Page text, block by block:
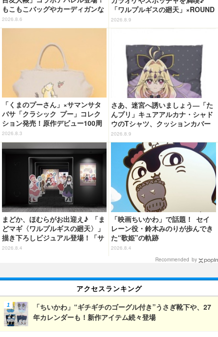
もこもこバッグやカーディガンな
ど全8型
2026.8.6
「ワルプルギスの廻天」×ROUND
1コラボ開催決定！
2026.8.9
「くまのプーさん」×サマンサタ
バサ「クラシック プー」コレク
ション発売！原作デビュー100周
年記念でハンドバッグや財布など
全6種が登場
2026.8.3
さあ、迷宮へ誘いましょう―「た
んプリ」キュアアルカナ・シャド
ウのTシャツ、クッションカバー
などが新登場
2026.8.9
まどか、ほむらがお出迎え♪ 「ま
どマギ〈ワルプルギスの廻天〉」
描き下ろしビジュアル登場！「サ
ンシャインシティプリンスホテ
2026.8.4
「映画ちいかわ」で話題！ セイ
レーン役・鈴木みのりが歩んでき
た“歌姫”の軌跡
2026.8.4
Recommended by
アクセスランキング
「ちいかわ」“ギチギチのゴーグル付き”うさぎ靴下や、27
年カレンダーも！新作アイテム続々登場